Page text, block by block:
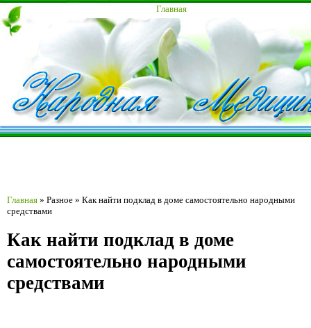
Главная
Главная » Разное » Как найти подклад в доме самостоятельно народными
средствами
Как найти подклад в доме
самостоятельно народными
средствами